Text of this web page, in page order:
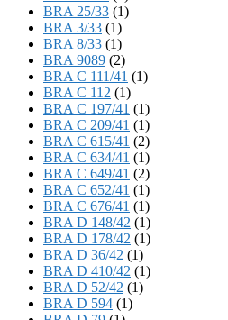
BRA 25/33 (1)
BRA 3/33 (1)
BRA 8/33 (1)
BRA 9089 (2)
BRA C 111/41 (1)
BRA C 112 (1)
BRA C 197/41 (1)
BRA C 209/41 (1)
BRA C 615/41 (2)
BRA C 634/41 (1)
BRA C 649/41 (2)
BRA C 652/41 (1)
BRA C 676/41 (1)
BRA D 148/42 (1)
BRA D 178/42 (1)
BRA D 36/42 (1)
BRA D 410/42 (1)
BRA D 52/42 (1)
BRA D 594 (1)